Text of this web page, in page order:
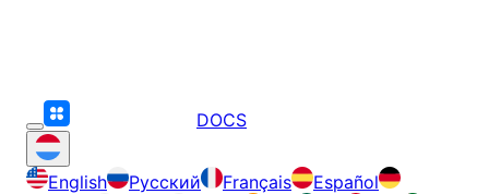
DOCS
English Русский Français
Español